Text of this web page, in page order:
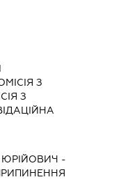
З
З
-